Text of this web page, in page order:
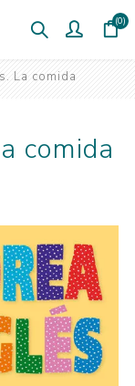
(0)
La comida
comida